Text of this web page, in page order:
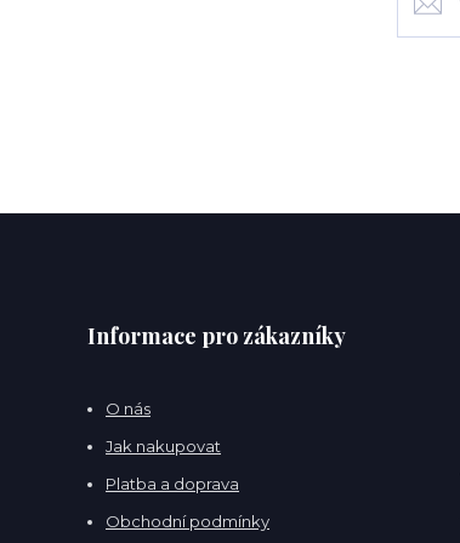
Informace pro zákazníky
O nás
Jak nakupovat
Platba a doprava
Obchodní podmínky